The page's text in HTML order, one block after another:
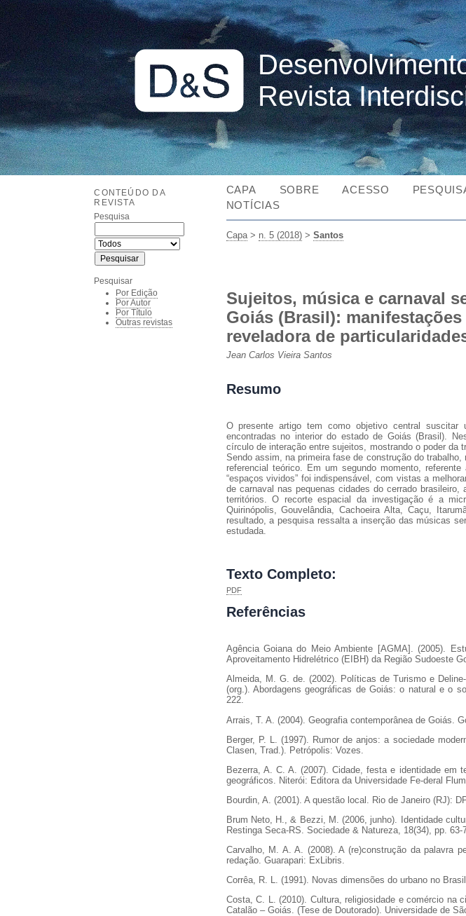
Revista
CONTEÚDO DA
REVISTA
Pesquisa
Pesquisar
Por Edição
Por Autor
Por Título
Outras revistas
CAPA SOBRE ACESSO
NOTÍCIAS
Capa> n. 5 (2018)> Santos
Sujeitos, música e carnaval
Goiás (Brasil):
reveladora de
Jean Carlos Vieira Santos
Resumo
O presente artigo tem como objetivo central suscitar
encontradas no interior do estado de Goiás (Brasil).
círculo de interação entre sujeitos, mostrando o poder da
Sendo assim, na primeira fase de construção do
referencial teórico. Em um segundo momento,
“espaços vividos” foi indispensável, com vistas a
de carnaval nas pequenas cidades do cerrado
territórios. O recorte espacial da investigação é a
Quirinópolis, Gouvelândia, Cachoeira Alta, Caçu,
resultado, a pesquisa ressalta a inserção das músicas
estudada.
Texto Completo:
PDF
Referências
Agência Goiana do Meio Ambiente [AGMA]. (2005).
Aproveitamento Hidrelétrico (EIBH) da Região Sudoeste
Almeida, M. G. de. (2002). Políticas de Turismo e
(org.). Abordagens geográficas de Goiás: o natural e o
222.
Arrais, T. A. (2004). Geografia contemporânea de Goiás.
Berger, P. L. (1997). Rumor de anjos: a sociedade
Clasen, Trad.). Petrópolis: Vozes.
Bezerra, A. C. A. (2007). Cidade, festa e identidade em
geográficos. Niterói: Editora da Universidade Fe-deral
Bourdin, A. (2001). A questão local. Rio de Janeiro (RJ):
Brum Neto, H., & Bezzi, M. (2006, junho). Identidade
Restinga Seca-RS. Sociedade & Natureza, 18(34), pp. 63-
Carvalho, M. A. A. (2008). A (re)construção da palavra
redação. Guarapari: ExLibris.
Corrêa, R. L. (1991). Novas dimensões do urbano no
Costa, C. L. (2010). Cultura, religiosidade e comércio na
Catalão – Goiás. (Tese de Doutorado). Universidade de